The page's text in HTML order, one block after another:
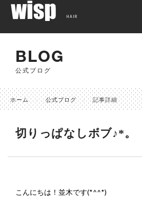
BLOG
公式ブログ
ホーム 公式ブログ 記事詳細
切りっぱなしボブ♪*。
こんにちは！並木です(*^^*)
HAIR